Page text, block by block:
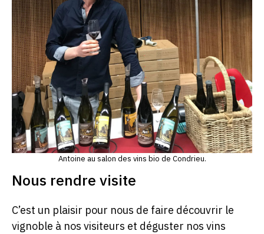
Antoine au salon des vins bio de Condrieu.
Nous rendre visite
C’est un plaisir pour nous de faire découvrir le
vignoble à nos visiteurs et déguster nos vins